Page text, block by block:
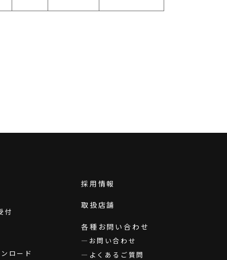
付
ロード
採用情報
取扱店舗
各種お問い合わせ
お問い合わせ
よくあるご質問